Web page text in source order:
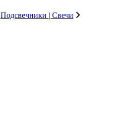
Подсвечники | Свечи